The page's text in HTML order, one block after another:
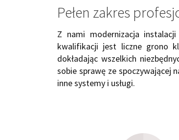
Pełen zakres
Z nami modernizacja
kwalifikacji jest liczne grono
dokładając wszelkich
sobie sprawę ze spoczywającej
inne systemy i usługi.